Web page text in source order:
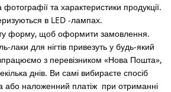
фотографії та характеристики продукції.
в LED -лампах.
форму, щоб оформити замовлення.
лаки для нігтів привезуть у будь-який
з перевізником «Нова Пошта»,
днів. Ви самі вибираєте спосіб
або наложенний платіж при отриманні